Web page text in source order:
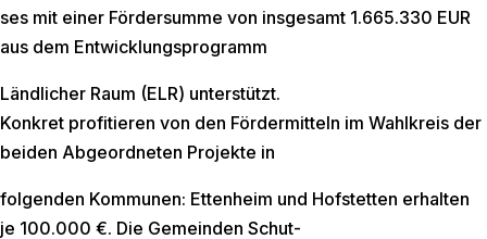
ses mit einer Fördersumme von insgesamt 1.665.330 EUR
aus dem Entwicklungsprogramm
Ländlicher Raum (ELR) unterstützt.
Konkret profitieren von den Fördermitteln im Wahlkreis der
beiden Abgeordneten Projekte in
folgenden Kommunen: Ettenheim und Hofstetten erhalten
je 100.000 €. Die Gemeinden Schut-